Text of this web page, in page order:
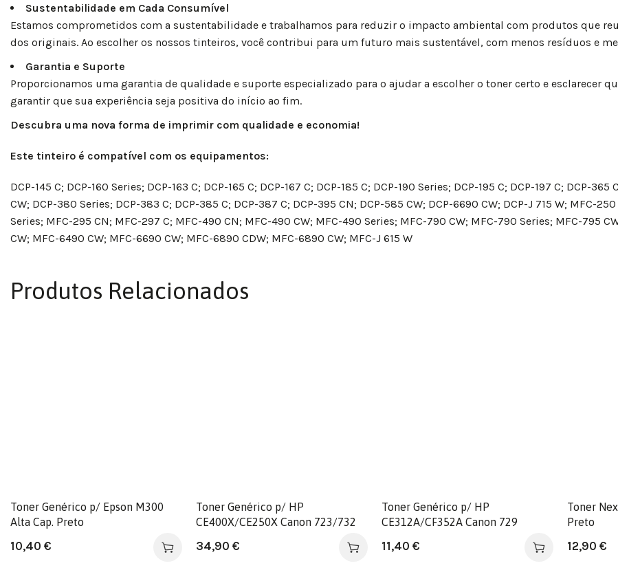
Sustentabilidade em Cada Consumível
Estamos comprometidos com a sustentabilidade e trabalhamos para reduzir o impacto ambiental com produtos que
dos originais. Ao escolher os nossos tinteiros, você contribui para um futuro mais sustentável, com menos resíduos e
Garantia e Suporte
Proporcionamos uma garantia de qualidade e suporte especializado para o ajudar a escolher o toner certo e esclarecer
garantir que sua experiência seja positiva do início ao fim.
Descubra uma nova forma de imprimir com qualidade e economia!
Este tinteiro é compatível com os equipamentos:
DCP-145 C; DCP-160 Series; DCP-163 C; DCP-165 C; DCP-167 C; DCP-185 C; DCP-190 Series; DCP-195 C; DCP-197 C; DCP-
CW; DCP-380 Series; DCP-383 C; DCP-385 C; DCP-387 C; DCP-395 CN; DCP-585 CW; DCP-6690 CW; DCP-J 715 W; MFC-
Series; MFC-295 CN; MFC-297 C; MFC-490 CN; MFC-490 CW; MFC-490 Series; MFC-790 CW; MFC-790 Series; MFC-795
CW; MFC-6490 CW; MFC-6690 CW; MFC-6890 CDW; MFC-6890 CW; MFC-J 615 W
Produtos Relacionados
Toner Genérico p/ Epson M300
Alta Cap. Preto
10,40 €
Toner Genérico p/ HP
CE400X/CE250X Canon 723/732
34,90 €
Toner Genérico p/ HP
CE312A/CF352A Canon 729
11,40 €
Toner
Preto
12,90 €